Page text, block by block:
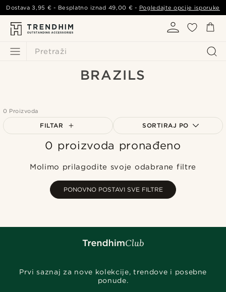
Pretraži
Dostava3,95 € - Besplatno iznad 49,00 € - Pogledajte opcije isporuke
BRAZILS
0 Proizvoda
FILTAR SORTIRAJ PO
Najpopularnije
Najniža cijena
Najviša cijena
0 proizvoda pronađeno
Molimo prilagodite svoje odabrane filtre
PONOVNO POSTAVI SVE FILTRE
Prvi saznaj za nove kolekcije, trendove i posebne
ponude.